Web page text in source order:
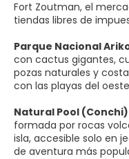
Fort Zoutman, el
tiendas libres de
Parque Nacional
con cactus gigantes,
pozas naturales y
con las playas del
Natural Pool (Conchi)
formada por rocas
isla, accesible solo en
de aventura más